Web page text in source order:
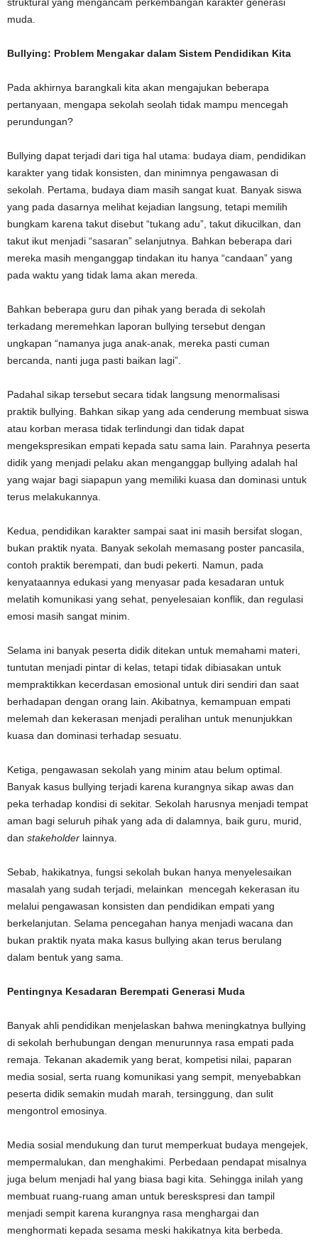
muda.
Bullying: Problem Mengakar dalam Sistem Pendidikan Kita
Pada akhirnya barangkali kita akan mengajukan beberapa
pertanyaan, mengapa sekolah seolah tidak mampu mencegah
perundungan?
Bullying dapat terjadi dari tiga hal utama: budaya diam, pendidikan
karakter yang tidak konsisten, dan minimnya pengawasan di
sekolah. Pertama, budaya diam masih sangat kuat. Banyak siswa
yang pada dasarnya melihat kejadian langsung, tetapi memilih
bungkam karena takut disebut “tukang adu”, takut dikucilkan, dan
takut ikut menjadi “sasaran” selanjutnya. Bahkan beberapa dari
mereka masih menganggap tindakan itu hanya “candaan” yang
pada waktu yang tidak lama akan mereda.
Bahkan beberapa guru dan pihak yang berada di sekolah
terkadang meremehkan laporan bullying tersebut dengan
ungkapan “namanya juga anak-anak, mereka pasti cuman
bercanda, nanti juga pasti baikan lagi”.
Padahal sikap tersebut secara tidak langsung menormalisasi
praktik bullying. Bahkan sikap yang ada cenderung membuat siswa
atau korban merasa tidak terlindungi dan tidak dapat
mengekspresikan empati kepada satu sama lain. Parahnya peserta
didik yang menjadi pelaku akan menganggap bullying adalah hal
yang wajar bagi siapapun yang memiliki kuasa dan dominasi untuk
terus melakukannya.
Kedua, pendidikan karakter sampai saat ini masih bersifat slogan,
bukan praktik nyata. Banyak sekolah memasang poster pancasila,
contoh praktik berempati, dan budi pekerti. Namun, pada
kenyataannya edukasi yang menyasar pada kesadaran untuk
melatih komunikasi yang sehat, penyelesaian konflik, dan regulasi
emosi masih sangat minim.
Selama ini banyak peserta didik ditekan untuk memahami materi,
tuntutan menjadi pintar di kelas, tetapi tidak dibiasakan untuk
mempraktikkan kecerdasan emosional untuk diri sendiri dan saat
berhadapan dengan orang lain. Akibatnya, kemampuan empati
melemah dan kekerasan menjadi peralihan untuk menunjukkan
kuasa dan dominasi terhadap sesuatu.
Ketiga, pengawasan sekolah yang minim atau belum optimal.
Banyak kasus bullying terjadi karena kurangnya sikap awas dan
peka terhadap kondisi di sekitar. Sekolah harusnya menjadi tempat
aman bagi seluruh pihak yang ada di dalamnya, baik guru, murid,
dan stakeholder lainnya.
Sebab, hakikatnya, fungsi sekolah bukan hanya menyelesaikan
masalah yang sudah terjadi, melainkan mencegah kekerasan itu
melalui pengawasan konsisten dan pendidikan empati yang
berkelanjutan. Selama pencegahan hanya menjadi wacana dan
bukan praktik nyata maka kasus bullying akan terus berulang
dalam bentuk yang sama.
Pentingnya Kesadaran Berempati Generasi Muda
Banyak ahli pendidikan menjelaskan bahwa meningkatnya bullying
di sekolah berhubungan dengan menurunnya rasa empati pada
remaja. Tekanan akademik yang berat, kompetisi nilai, paparan
media sosial, serta ruang komunikasi yang sempit, menyebabkan
peserta didik semakin mudah marah, tersinggung, dan sulit
mengontrol emosinya.
Media sosial mendukung dan turut memperkuat budaya mengejek,
mempermalukan, dan menghakimi. Perbedaan pendapat misalnya
juga belum menjadi hal yang biasa bagi kita. Sehingga inilah yang
membuat ruang-ruang aman untuk bereskspresi dan tampil
menjadi sempit karena kurangnya rasa menghargai dan
menghormati kepada sesama meski hakikatnya kita berbeda.